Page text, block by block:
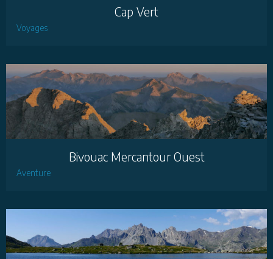
Cap Vert
Voyages
Bivouac Mercantour Ouest
Aventure